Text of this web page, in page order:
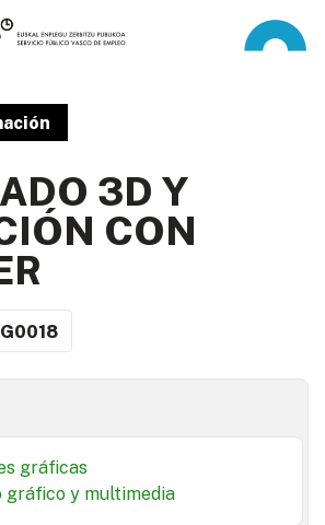
3D Y
CON
gráficas
gráfico y multimedia